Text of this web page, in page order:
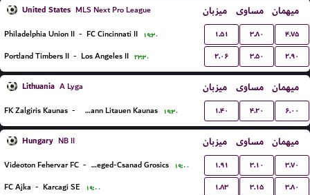
United States MLS Next Pro League میزبان مساوی میهمان
Philadelphia Union II - FC Cincinnati II ۱۹:۳۰ ۱.۵۱ ۳.۸۰ ۴.۷۵
Portland Timbers II - Los Angeles II ۲۳:۳۰ ۲.۰۶ ۳.۵۰ ۲.۹۰
Lithuania A Lyga میزبان مساوی میهمان
FK Zalgiris Kaunas - FC Hegelmann Litauen Kaunas ۱۹:۳۰ ۱.۴۰ ۴.۲۰ ۶.۰۰
Hungary NB II میزبان مساوی میهمان
Videoton Fehervar FC - Szeged-Csanad Grosics ۱۹:۰۰ ۱.۹۱ ۳.۱۰ ۳.۷۰
FC Ajka - Karcagi SE ۱۹:۰۰ ۱.۸۳ ۳.۱۵ ۳.۸۰